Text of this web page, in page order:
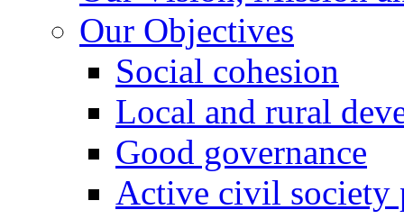
Our Objectives
Social cohesion
Local and rural
Good governance
Active civil society